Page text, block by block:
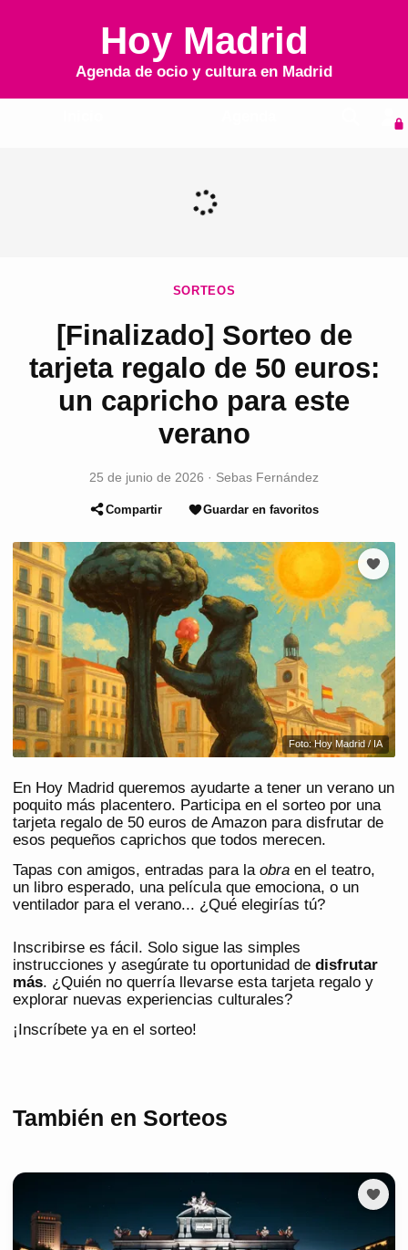
Hoy Madrid
Agenda de ocio y cultura en Madrid
SORTEOS
[Finalizado] Sorteo de
tarjeta regalo de 50 euros:
un capricho para este
verano
25 de junio de 2026 · Sebas Fernández
Compartir Guardar en favoritos
Foto: Hoy Madrid / IA
En Hoy Madrid queremos ayudarte a tener un verano un
poquito más placentero. Participa en el sorteo por una
tarjeta regalo de 50 euros de Amazon para disfrutar de
esos pequeños caprichos que todos merecen.
Tapas con amigos, entradas para la obra en el teatro,
un libro esperado, una película que emociona, o un
ventilador para el verano... ¿Qué elegirías tú?
Inscribirse es fácil. Solo sigue las simples
instrucciones y asegúrate tu oportunidad de disfrutar
más. ¿Quién no querría llevarse esta tarjeta regalo y
explorar nuevas experiencias culturales?
¡Inscríbete ya en el sorteo!
También en Sorteos